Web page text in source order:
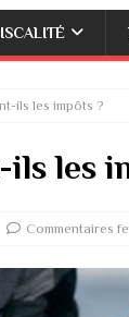
ils les impôts ?
les
Commentaires